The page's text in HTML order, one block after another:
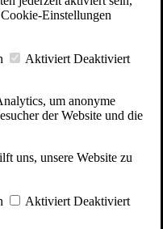
Einstellungen
Aktiviert Deaktiviert
um anonyme
der Website und die
uns, unsere Website zu
Aktiviert Deaktiviert